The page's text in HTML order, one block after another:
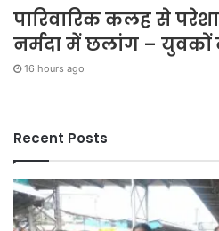
पारिवारिक कलह से
नर्मदा में छलांग – युवकों
16 hours ago
Recent Posts